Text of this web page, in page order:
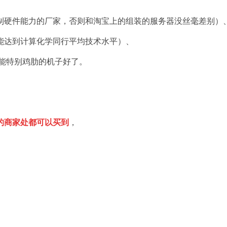
件能力的厂家，否则和淘宝上的组装的服务器没丝毫差别）
到计算化学同行平均技术水平）、
别鸡肋的机子好了。
商家处都可以买到 ，